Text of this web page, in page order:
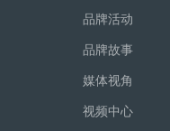
品牌活动
品牌故事
媒体视角
视频中心